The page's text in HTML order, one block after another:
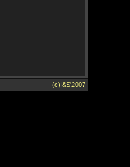
(c)I&S'2007